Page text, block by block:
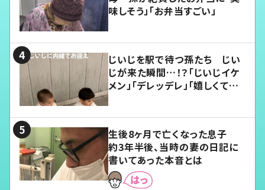
味しそう」「お弁当すごい」
じいじを駅で待つ孫たち じい
じが来た瞬間…！？「じいじイケ
メン」「デレッデレ」「嬉しくて可
生後8ヶ月で亡くなった息子
約3年半後、当時の妻の日記に
書いてあった本音とは